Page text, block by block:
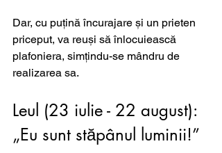
Dar, cu puțină încurajare și un prieten
priceput, va reuși să înlocuiească
plafoniera, simțindu-se mândru de
realizarea sa.
Leul (23 iulie - 22 august):
„Eu sunt stăpânul luminii!”